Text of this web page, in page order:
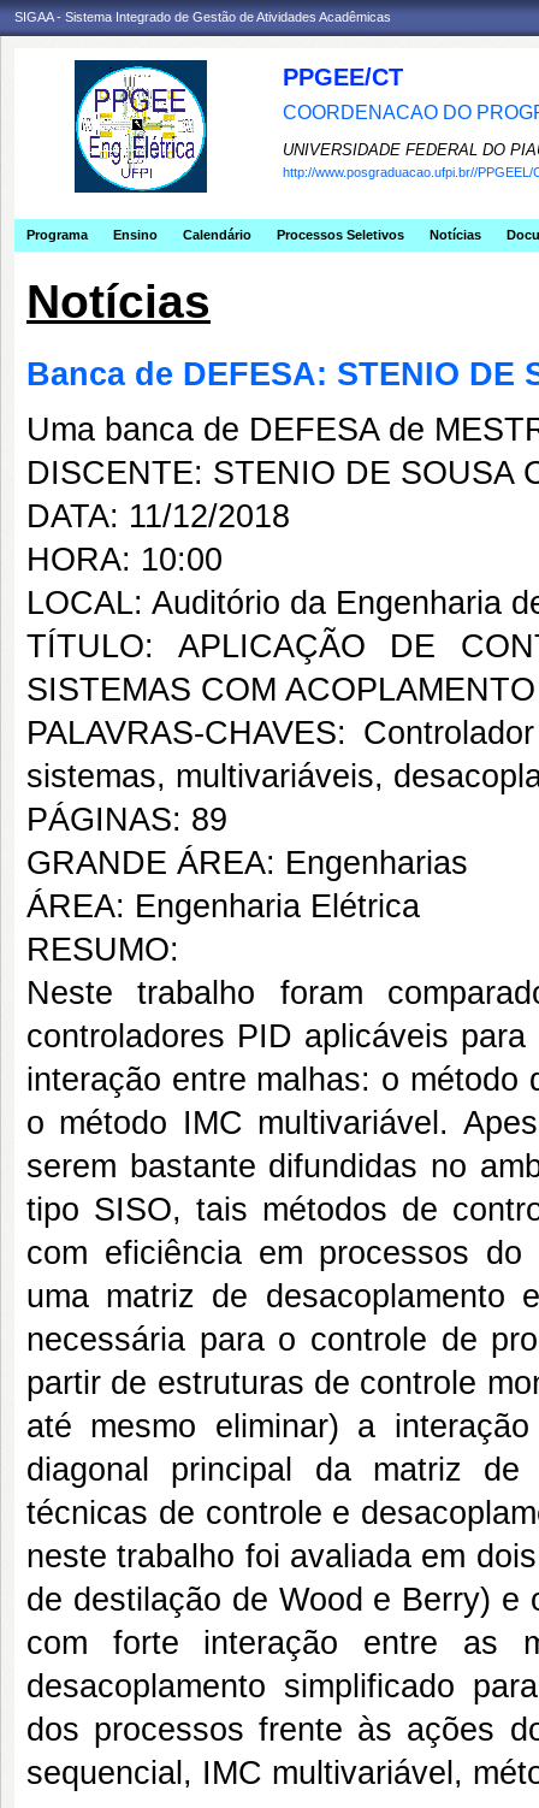
SIGAA - Sistema Integrado de Gestão de Atividades Acadêmicas
PPGEE/CT
COORDENACAO DO
UNIVERSIDADE FEDERAL DO
http://www.posgraduacao.ufpi.br//PPGEEL/
Programa Ensino Calendário Processos Seletivos Notícias
Notícias
Banca de DEFESA: STENIO DE
Uma banca de DEFESA de
DISCENTE: STENIO DE SOUSA
DATA: 11/12/2018
HORA: 10:00
LOCAL: Auditório da Engenharia
TÍTULO: APLICAÇÃO DE
SISTEMAS COM
PALAVRAS-CHAVES:
sistemas, multivariáveis,
PÁGINAS: 89
GRANDE ÁREA: Engenharias
ÁREA: Engenharia Elétrica
RESUMO:
Neste trabalho foram
controladores PID aplicáveis
interação entre malhas: o
o método IMC multivariável.
serem bastante difundidas no
tipo SISO, tais métodos de
com eficiência em processos
uma matriz de desacoplamento
necessária para o controle de
partir de estruturas de controle
até mesmo eliminar) a
diagonal principal da matriz
técnicas de controle e
neste trabalho foi avaliada em
de destilação de Wood e Berry) e
com forte interação entre as
desacoplamento simplificado
dos processos frente às ações
sequencial, IMC multivariável,